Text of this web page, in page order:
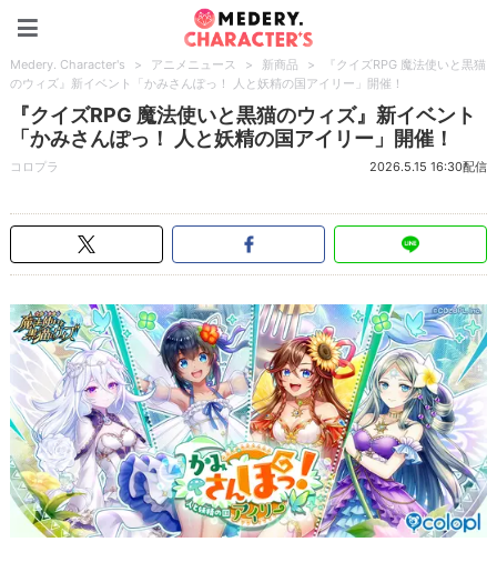
Medery. Character's > アニメニュース > 新商品 >
『クイズRPG 魔法使いと黒猫
のウィズ』新イベント「かみさんぽっ！ 人と妖精の国アイリー」開催！
『クイズRPG 魔法使いと黒猫のウィズ』新イベント
「かみさんぽっ！ 人と妖精の国アイリー」開催！
コロプラ 2026.5.15 16:30配信